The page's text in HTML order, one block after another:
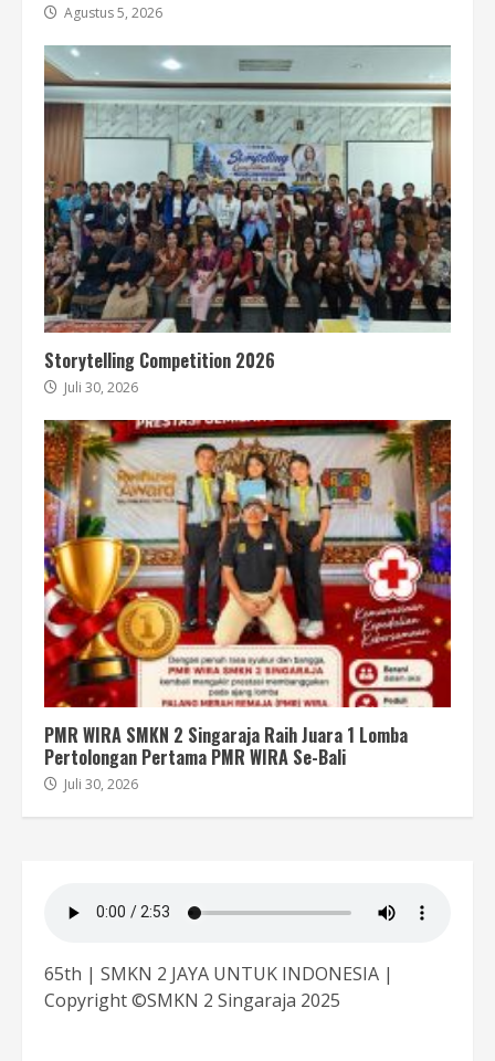
Agustus 5, 2026
Storytelling Competition 2026
Juli 30, 2026
PMR WIRA SMKN 2 Singaraja Raih Juara 1 Lomba
Pertolongan Pertama PMR WIRA Se-Bali
Juli 30, 2026
65th | SMKN 2 JAYA UNTUK INDONESIA |
Copyright ©SMKN 2 Singaraja 2025